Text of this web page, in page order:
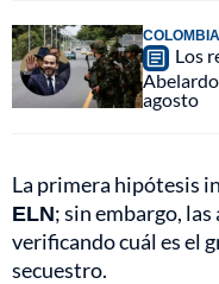
COLOMBIA
Los
agosto
La primera hipótesis
ELN; sin embargo,
verificando cuál es el
secuestro.